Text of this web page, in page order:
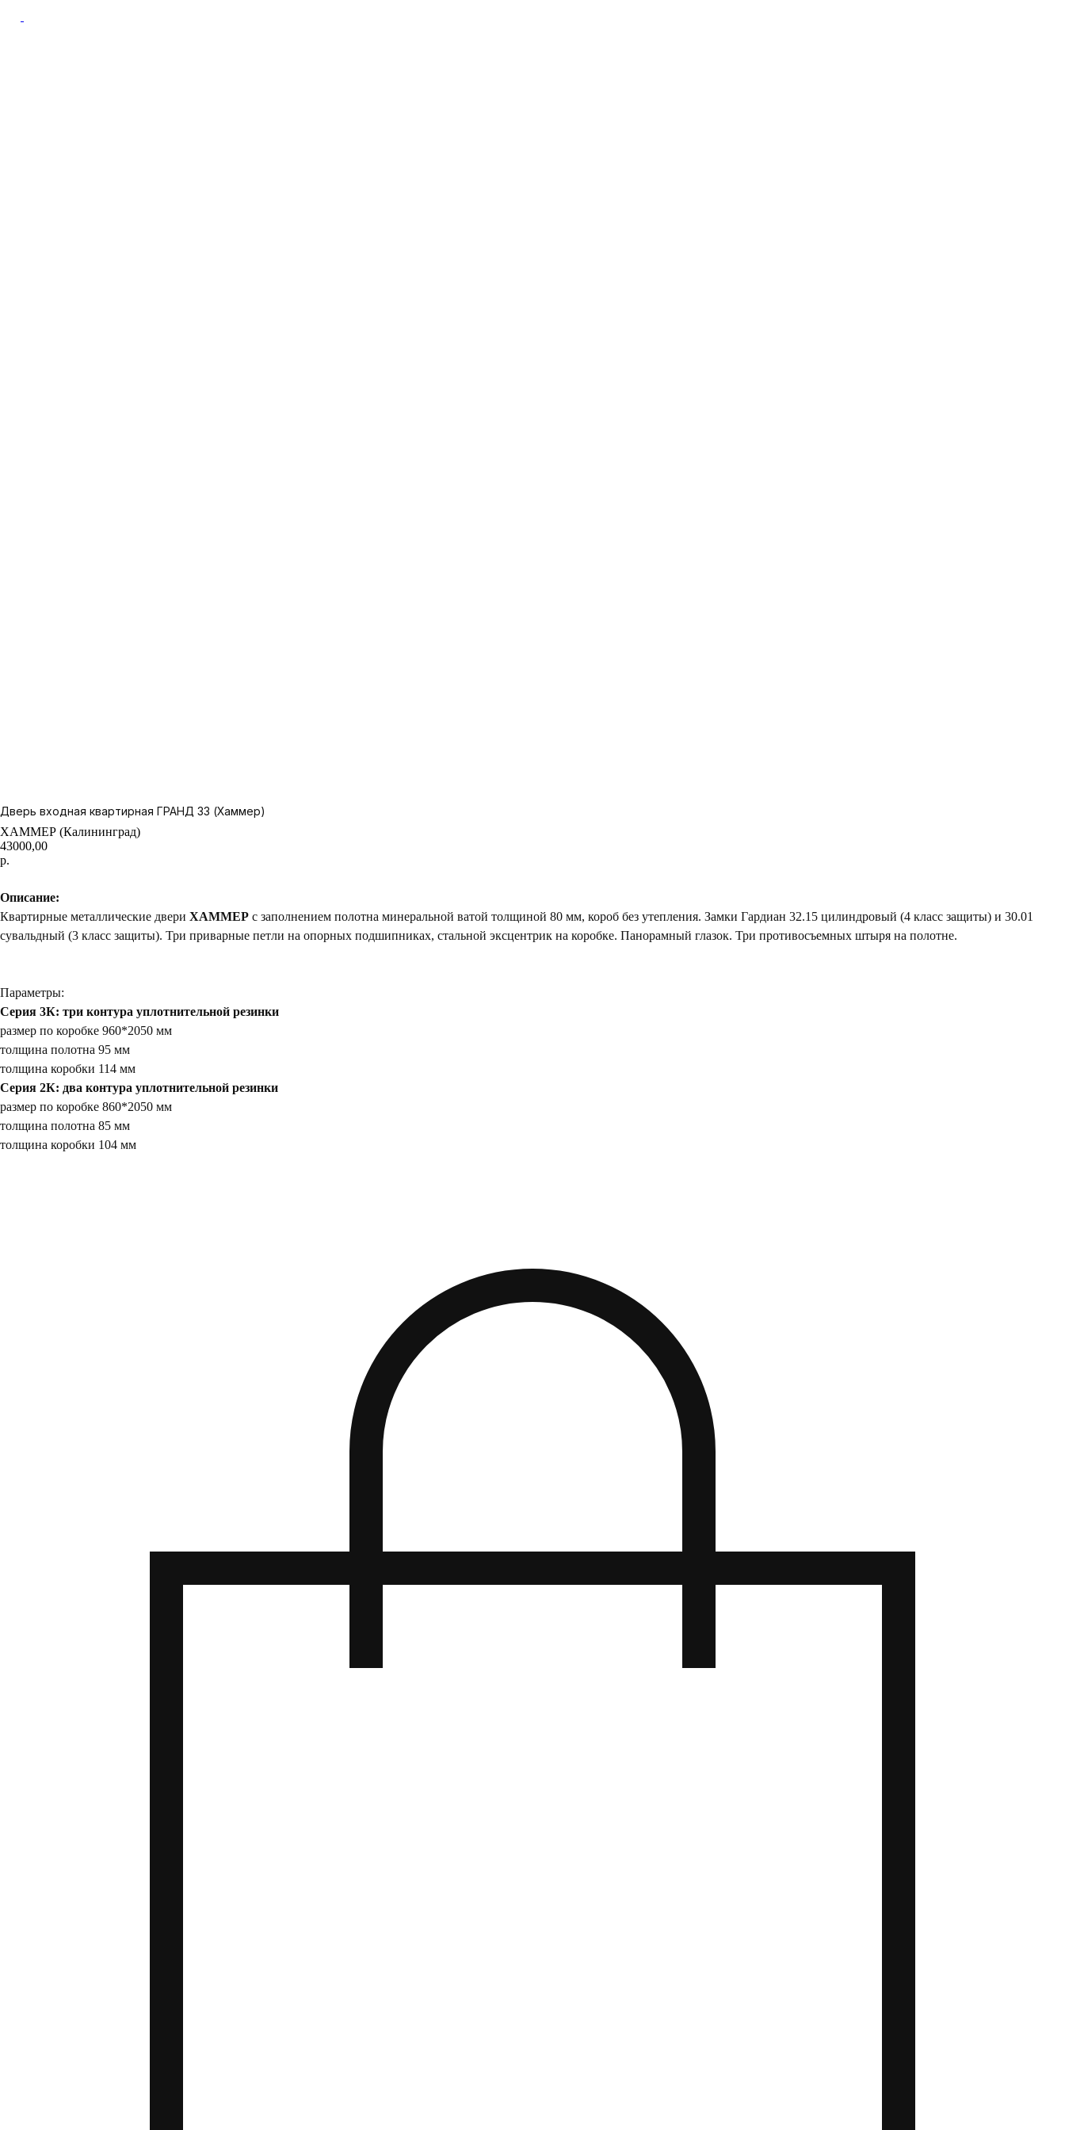
Дверь входная квартирная ГРАНД 33 (Хаммер)
ХАММЕР (Калининград)
43000,00
р.
Описание:
Квартирные металлические двери ХАММЕР с заполнением полотна минеральной ватой толщиной 80 мм, короб без утепления. Замки Гардиан 32.15 цилиндровый (4 класс защиты) и 30.01
сувальдный (3 класс защиты). Три приварные петли на опорных подшипниках, стальной эксцентрик на коробке. Панорамный глазок. Три противосъемных штыря на полотне.
Параметры:
Серия 3К: три контура уплотнительной резинки
размер по коробке 960*2050 мм
толщина полотна 95 мм
толщина коробки 114 мм
Серия 2К: два контура уплотнительной резинки
размер по коробке 860*2050 мм
толщина полотна 85 мм
толщина коробки 104 мм